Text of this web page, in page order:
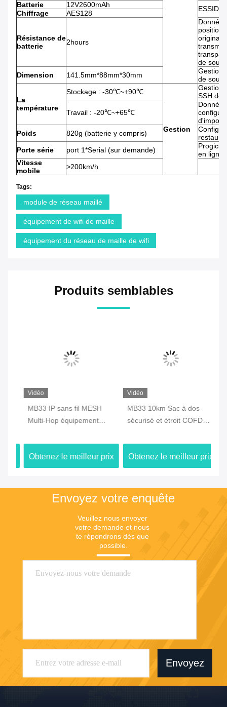
Batterie 12V2600mAh ESSID
Chiffrage AES128
Résistance de
batterie
2hours
de
Dimension
141.5mm*88mm*30mm
Gestion
de
La
température
Stockage : -30℃~+90℃
Gestion
Gestion
SSH de
Travail : -20℃~+65℃
Poids
820g (batterie y compris)
Porte série
port 1*Serial (sur demande)
en ligne
Vitesse
mobile
>200km/h
Tags:
module de réseau maillé
équipement de wifi de maille
équipement du réseau de maille de wifi
Produits semblables
Vidéo
MB33 IP sans fil MESH
Multi-Hop équipement
GPS/Wifi/4G
Obtenez le meilleur prix
Vidéo
MB33 10km Sac à dos
sécurisé et étroit COFDM
numérique sans fil avec
batterie
Obtenez le meilleur prix
Envoyez votre enquête
Veuillez nous envoyer
votre demande et nous
te répondrons dès que
possible.
Envoyez